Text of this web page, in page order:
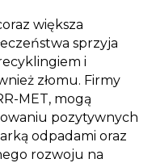
większa
sprzyja
i
złomu. Firmy
MET, mogą
pozytywnych
odpadami oraz
rozwoju na